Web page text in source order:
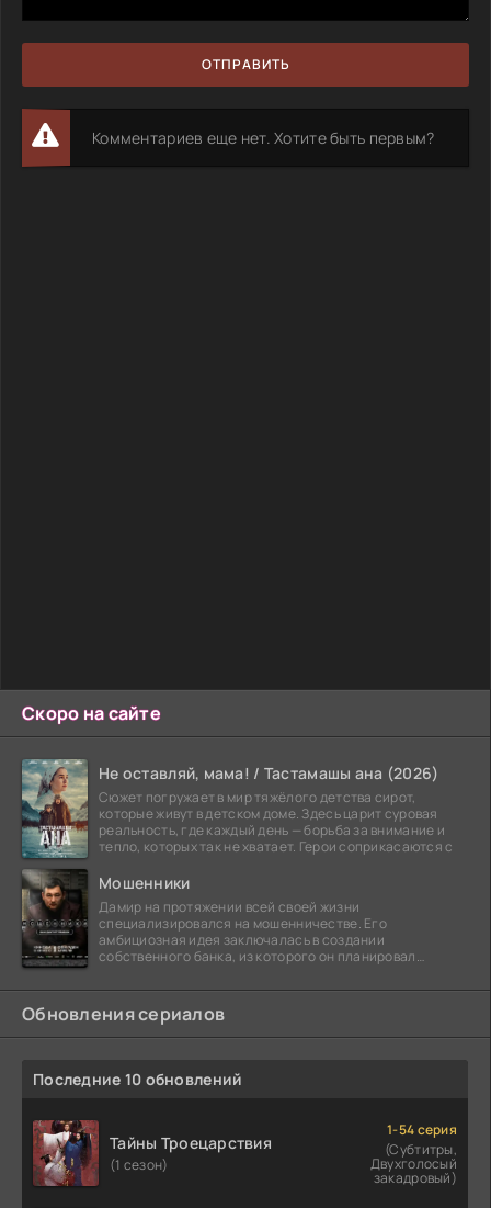
Скоро на сайте
Не оставляй, мама! / Тастамашы ана (2026)
Сюжет погружает в мир тяжёлого детства сирот,
которые живут в детском доме. Здесь царит суровая
реальность, где каждый день — борьба за внимание и
тепло, которых так не хватает. Герои соприкасаются с
Мошенники
Дамир на протяжении всей своей жизни
специализировался на мошенничестве. Его
амбициозная идея заключалась в создании
собственного банка, из которого он планировал
Обновления сериалов
Последние 10 обновлений
Тайны Троецарствия
(1 сезон)
1-54 серия
(Субтитры,
Двухголосый
закадровый)
ОТПРАВИТЬ
Комментариев еще нет. Хотите быть первым?